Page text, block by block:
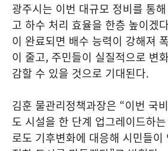
광주시는 이번 대규모 정비를 통
고 하수 처리 효율을 한층 높이겠
이 완료되면 배수 능력이 강해져
이 줄고, 주민들이 실질적으로 변
감할 수 있을 것으로 기대된다.
김훈 물관리정책과장은 “이번 국
도 시설을 한 단계 업그레이드하
로도 기후변화에 대응해 시민들이